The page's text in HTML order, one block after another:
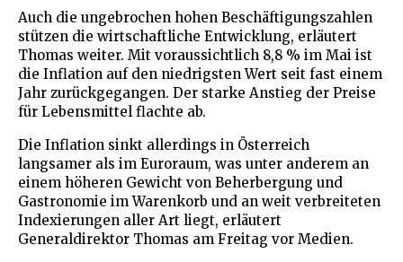
Auch die ungebrochen hohen Beschäftigungszahlen
stützen die wirtschaftliche Entwicklung, erläutert
Thomas weiter. Mit voraussichtlich 8,8 % im Mai ist
die Inflation auf den niedrigsten Wert seit fast einem
Jahr zurückgegangen. Der starke Anstieg der Preise
für Lebensmittel flachte ab.
Die Inflation sinkt allerdings in Österreich
langsamer als im Euroraum, was unter anderem an
einem höheren Gewicht von Beherbergung und
Gastronomie im Warenkorb und an weit verbreiteten
Indexierungen aller Art liegt, erläutert
Generaldirektor Thomas am Freitag vor Medien.